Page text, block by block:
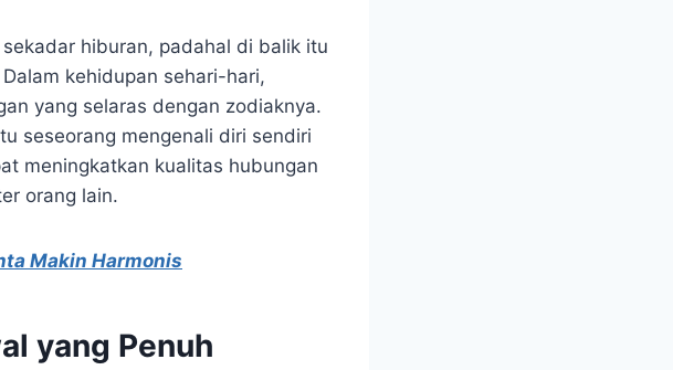
hiburan, padahal di balik itu
kehidupan sehari-hari,
yang selaras dengan zodiaknya.
seseorang mengenali diri sendiri
meningkatkan kualitas hubungan
orang lain.
Makin Harmonis
yang Penuh